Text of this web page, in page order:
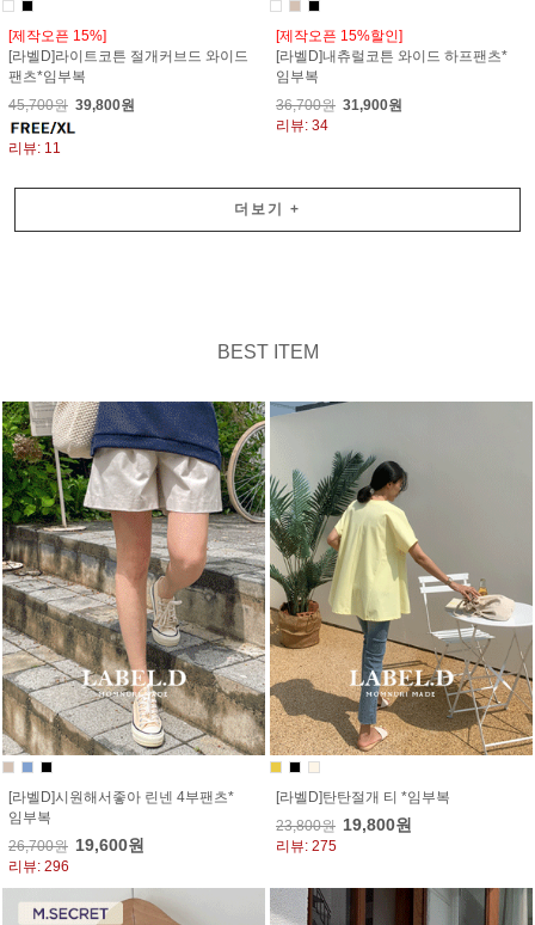
[제작오픈 15%]
[라벨D]라이트코튼 절개커브드 와이드
팬츠*임부복
45,700원 39,800원
리뷰: 11
[제작오픈 15%할인]
[라벨D]내츄럴코튼 와이드 하프팬츠*
임부복
36,700원 31,900원
리뷰: 34
더보기 +
BEST ITEM
[라벨D]시원해서좋아 린넨 4부팬츠*
임부복
26,700원 19,600원
리뷰: 296
[라벨D]탄탄절개 티 *임부복
23,800원 19,800원
리뷰: 275